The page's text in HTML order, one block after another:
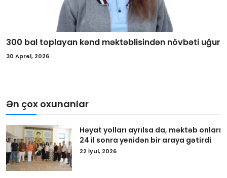
300 bal toplayan kənd məktəblisindən növbəti uğur
30 Aprel, 2026
Ən çox oxunanlar
Həyat yolları ayrılsa da, məktəb onları
24 il sonra yenidən bir araya gətirdi
22 İyul, 2026